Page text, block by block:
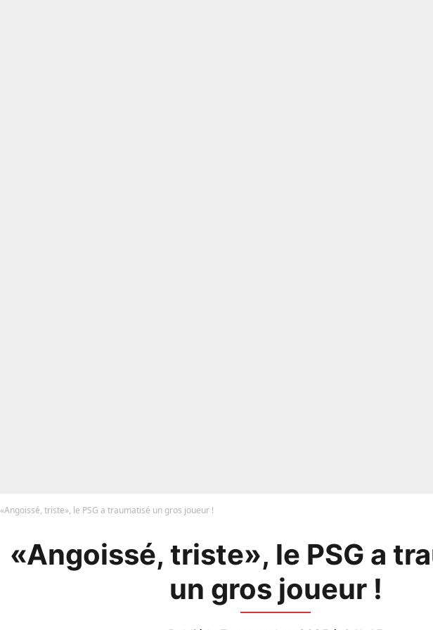
«Angoissé, triste», le PSG a traumatisé un gros joueur !
«Angoissé, triste», le PSG a
un gros joueur !